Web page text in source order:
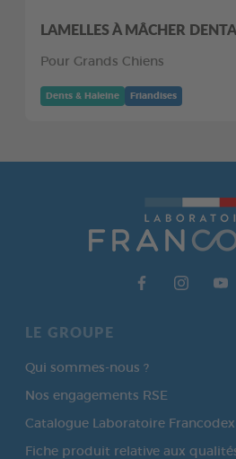
LAMELLES À MÂCHER
Pour Grands Chiens
Dents & Haleine Friandises
LE GROUPE
Qui sommes-nous ?
Nos engagements RSE
Catalogue Laboratoire Francodex
Fiche produit relative aux